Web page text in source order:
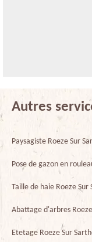
Autres
Paysagiste Roeze Sur
Pose de gazon en
Taille de haie Roeze Sur
Abattage d'arbres
Etetage Roeze Sur